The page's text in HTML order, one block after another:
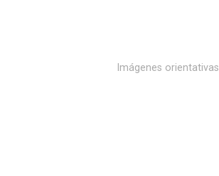
Imágenes orientativas